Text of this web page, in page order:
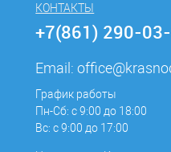
КОНТАКТЫ
+7(861) 290-
Email:
График работы
Пн-Сб: с 9:00 до 18:00
Вс: с 9:00 до 17:00